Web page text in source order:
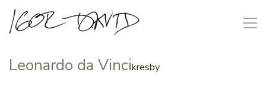
Leonardo da Vincikresby